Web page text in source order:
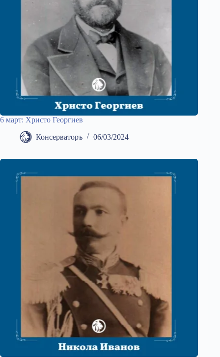
6 март: Христо Георгиев
Консерваторъ 06/03/2024